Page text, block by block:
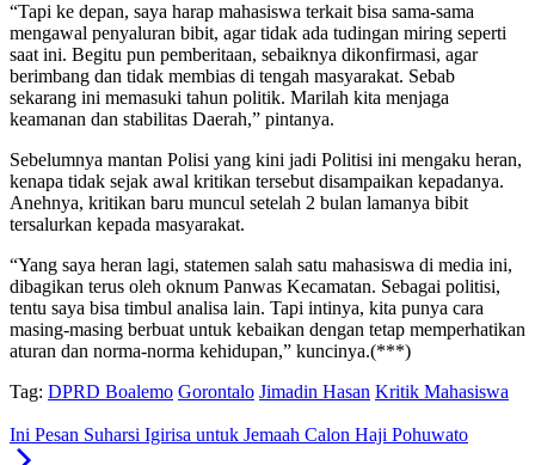
“Tapi ke depan, saya harap mahasiswa terkait bisa sama-sama
mengawal penyaluran bibit, agar tidak ada tudingan miring seperti
saat ini. Begitu pun pemberitaan, sebaiknya dikonfirmasi, agar
berimbang dan tidak membias di tengah masyarakat. Sebab
sekarang ini memasuki tahun politik. Marilah kita menjaga
keamanan dan stabilitas Daerah,” pintanya.
Sebelumnya mantan Polisi yang kini jadi Politisi ini mengaku heran,
kenapa tidak sejak awal kritikan tersebut disampaikan kepadanya.
Anehnya, kritikan baru muncul setelah 2 bulan lamanya bibit
tersalurkan kepada masyarakat.
“Yang saya heran lagi, statemen salah satu mahasiswa di media ini,
dibagikan terus oleh oknum Panwas Kecamatan. Sebagai politisi,
tentu saya bisa timbul analisa lain. Tapi intinya, kita punya cara
masing-masing berbuat untuk kebaikan dengan tetap memperhatikan
aturan dan norma-norma kehidupan,” kuncinya.(***)
Tag: DPRD Boalemo Gorontalo Jimadin Hasan Kritik Mahasiswa
Ini Pesan Suharsi Igirisa untuk Jemaah Calon Haji Pohuwato